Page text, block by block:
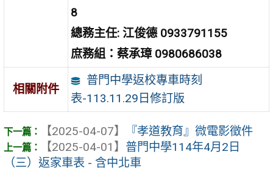
8
總務主任: 江俊德 0933791155
庶務組：蔡承璋 0980686038
相關附件
普門中學返校專車時刻
表-113.11.29日修訂版
【2025-04-07】
『孝道教育』微電影徵件
【2025-04-01】 普門中學114年4月2日
（三）返家車表 - 含中北車